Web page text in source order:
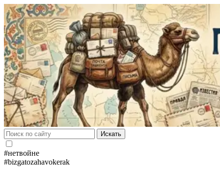
Искать
#нетвойне
#bizgatozahavokerak